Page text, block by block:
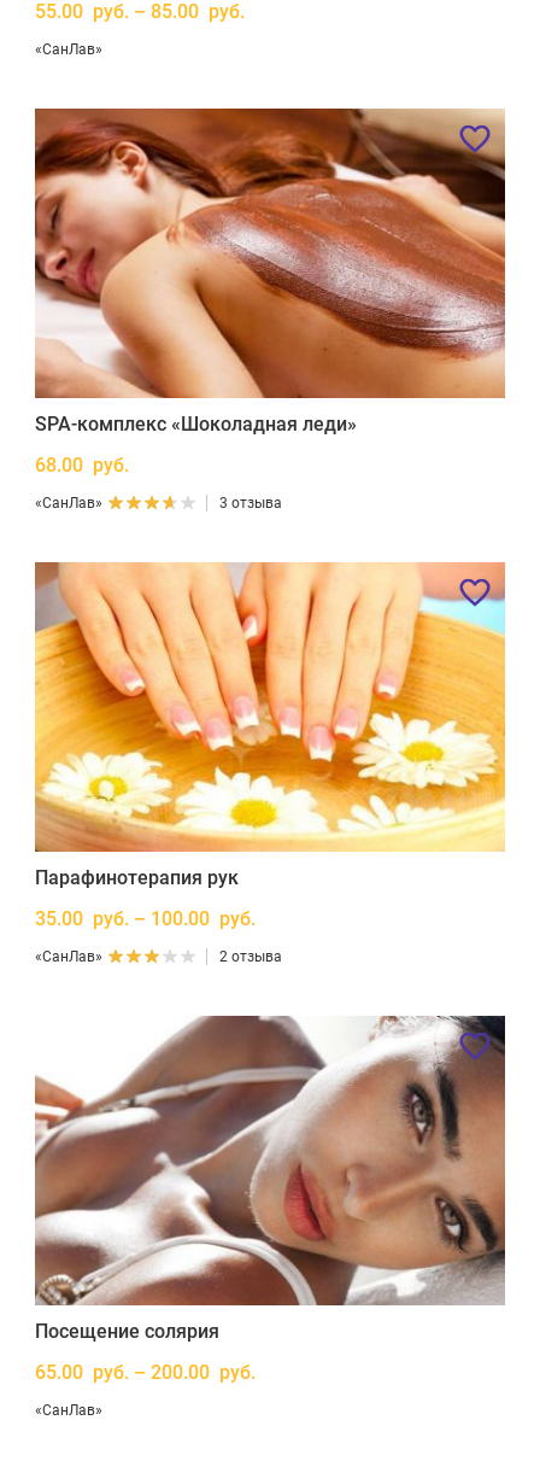
55.00 руб. – 85.00 руб.
«СанЛав»
SPA-комплекс «Шоколадная леди»
68.00 руб.
«СанЛав» 3 отзыва
Парафинотерапия рук
35.00 руб. – 100.00 руб.
«СанЛав» 2 отзыва
Посещение солярия
65.00 руб. – 200.00 руб.
«СанЛав»